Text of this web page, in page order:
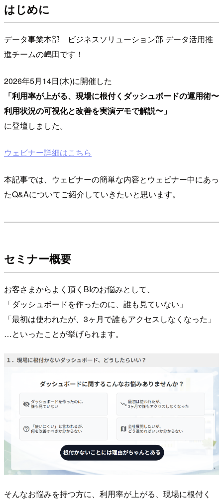
はじめに
データ事業本部 ビジネスソリューション部 データ活用推
進チームの嶋田です！
2026年5月14日(木)に開催した
「利用率が上がる、現場に根付くダッシュボードの運用術〜
利用状況の可視化と改善を実演デモで解説〜」
に登壇しました。
ウェビナー詳細はこちら
本記事では、ウェビナーの簡単な内容とウェビナー中にあっ
たQ&Aについてご紹介していきたいと思います。
セミナー概要
お客さまからよく頂くBIのお悩みとして、
「ダッシュボードを作ったのに、誰も見ていない」
「最初は使われたが、3ヶ月で誰もアクセスしなくなった」
…といったことが挙げられます。
そんなお悩みを持つ方に、利用率が上がる、現場に根付く